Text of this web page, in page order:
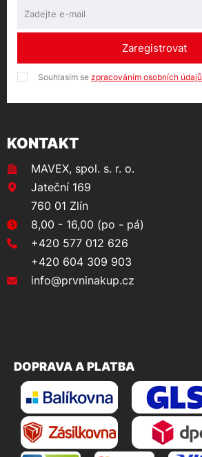
Zaregistrovat
Souhlasím se zpracováním osobních údajů
KONTAKT
MAVEX, spol. s. r. o.
Jateční 169
760 01 Zlín
8,00 - 16,00 (po - pá)
+420 577 012 626
+420 604 309 903
info@prvninakup.cz
DOPRAVA A PLATBA